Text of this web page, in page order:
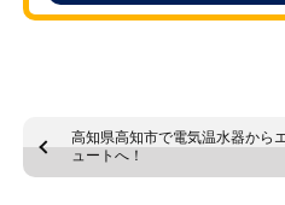
高知県高知市で電気温水器から
ュートへ！